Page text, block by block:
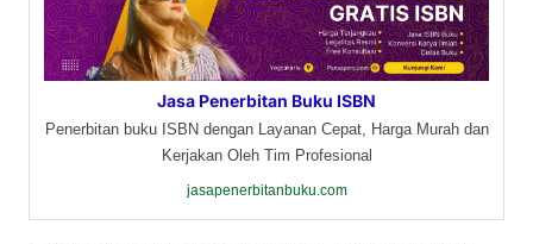
Jasa Penerbitan Buku ISBN
Penerbitan buku ISBN dengan Layanan Cepat, Harga Murah dan
Kerjakan Oleh Tim Profesional
jasapenerbitanbuku.com